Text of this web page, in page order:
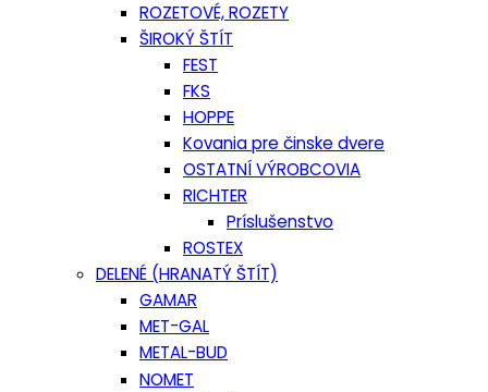
ROZETOVÉ, ROZETY
ŠIROKÝ ŠTÍT
FEST
FKS
HOPPE
Kovania pre činske dvere
OSTATNÍ VÝROBCOVIA
RICHTER
Príslušenstvo
ROSTEX
DELENÉ (HRANATÝ ŠTÍT)
GAMAR
MET-GAL
METAL-BUD
NOMET